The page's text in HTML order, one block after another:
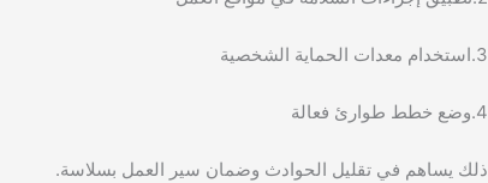
3.استخدام معدات الحماية الشخصية
4.وضع خطط طوارئ فعالة
ذلك يساهم في تقليل الحوادث وضمان سير العمل بسلاسة.